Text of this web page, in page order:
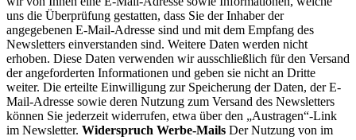
uns die Überprüfung gestatten, dass Sie der Inhaber der
angegebenen E-Mail-Adresse sind und mit dem Empfang des
Newsletters einverstanden sind. Weitere Daten werden nicht
erhoben. Diese Daten verwenden wir ausschließlich für den Versand
der angeforderten Informationen und geben sie nicht an Dritte
weiter. Die erteilte Einwilligung zur Speicherung der Daten, der E-
Mail-Adresse sowie deren Nutzung zum Versand des Newsletters
können Sie jederzeit widerrufen, etwa über den „Austragen“-Link
im Newsletter. Widerspruch Werbe-Mails Der Nutzung von im